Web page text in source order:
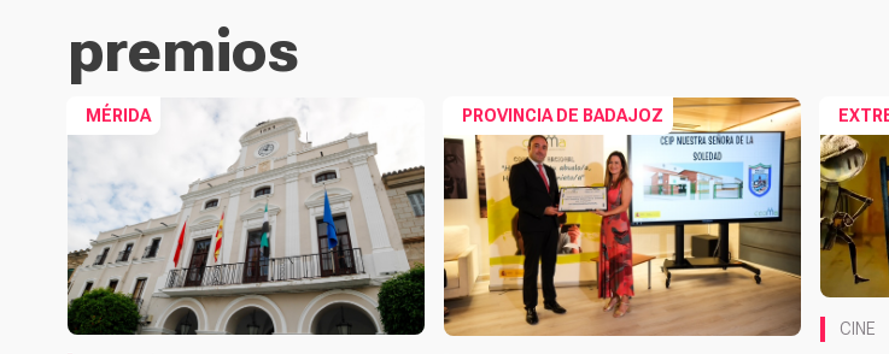
premios
MÉRIDA PROVINCIA DE BADAJOZ
CINE